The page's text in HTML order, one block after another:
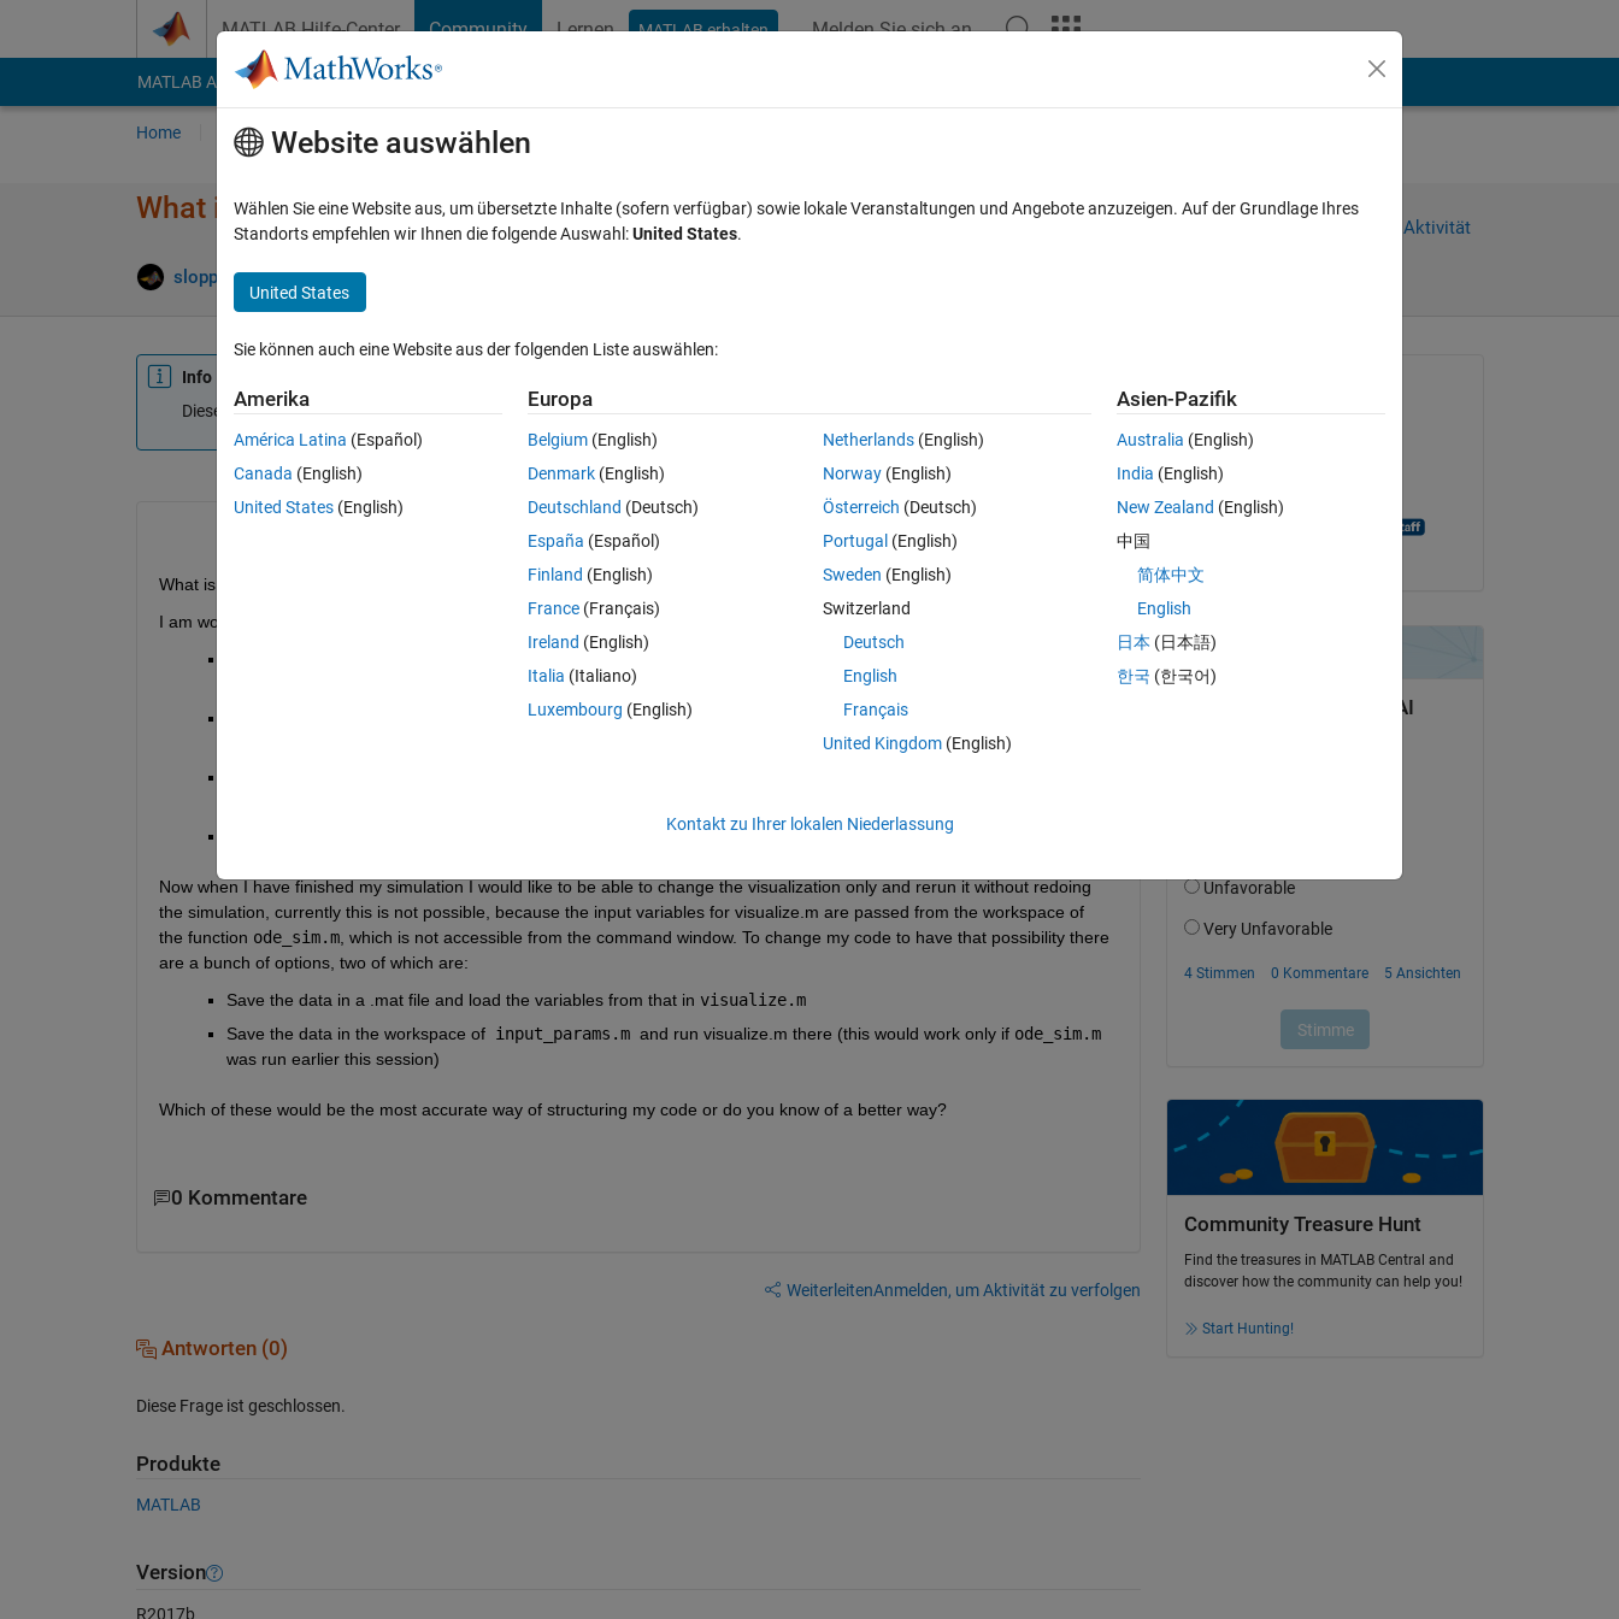
MATLAB Hilfe-Center Community Lernen MATLAB erhalten Melden Sie sich an
MATLAB Answers File Exchange Cody
Home Fragen Antworten Durchsuchen
What is the best practice for passing data to use for visualization?
sloppydisk 21 Jan. 2019
Anmelden, um Aktivität
Info
Diese Frage ist geschlossen. Öffnen Sie sie erneut, um sie zu bearbeiten oder zu beantworten.
What is the best practice for passing variables to a function for visualization?
I am working on a simulation of a flexible mechanism. Currently I have my script set up to run roughly in 4 files:
y_out, u_out, t_out
y_out, u_out, p_mat to visualize them in plots and animations
Now when I have finished my simulation I would like to be able to change the visualization only and rerun it without redoing
the simulation, currently this is not possible, because the input variables for visualize.m are passed from the workspace of
the function ode_sim.m, which is not accessible from the command window. To change my code to have that possibility there
are a bunch of options, two of which are:
Save the data in a .mat file and load the variables from that in visualize.m
Save the data in the workspace of input_params.m and run visualize.m there (this would work only if ode_sim.m
was run earlier this session)
Which of these would be the most accurate way of structuring my code or do you know of a better way?
0 Kommentare
WeiterleitenAnmelden, um Aktivität zu verfolgen
Antworten (0)
Diese Frage ist geschlossen.
Produkte
MATLAB
Version
R2017b
Gefragt:
am 21 Jan. 2019
Geschlossen:
Community Treasure Hunt
Find the treasures in MATLAB Central and
discover how the community can help you!
Start Hunting!
Website auswählen
Wählen Sie eine Website aus, um übersetzte Inhalte (sofern verfügbar) sowie lokale Veranstaltungen und Angebote anzuzeigen. Auf der Grundlage Ihres
Standorts empfehlen wir Ihnen die folgende Auswahl:United States.
United States
Sie können auch eine Website aus der folgenden Liste auswählen:
Amerika
América Latina (Español)
Canada (English)
United States (English)
Europa
Belgium (English)
Denmark (English)
Deutschland (Deutsch)
España (Español)
Finland (English)
France (Français)
Ireland (English)
Italia (Italiano)
Luxembourg (English)
Netherlands(English)
Norway(English)
Österreich (Deutsch)
Portugal (English)
Sweden (English)
Switzerland
Deutsch
English
Français
United Kingdom(English)
Asien-Pazifik
Australia (English)
India (English)
New Zealand (English)
中国
简体中文
English
日本 (日本語)
한국 (한국어)
Kontakt zu Ihrer lokalen Niederlassung